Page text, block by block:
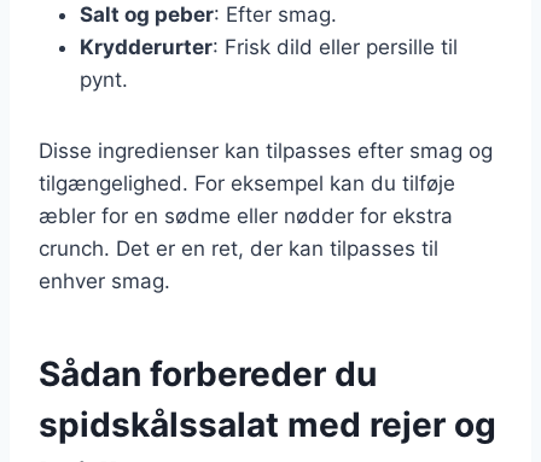
Salt og peber: Efter smag.
Krydderurter: Frisk dild eller persille til
pynt.
Disse ingredienser kan tilpasses efter smag og
tilgængelighed. For eksempel kan du tilføje
æbler for en sødme eller nødder for ekstra
crunch. Det er en ret, der kan tilpasses til
enhver smag.
Sådan forbereder du
spidskålssalat med rejer og